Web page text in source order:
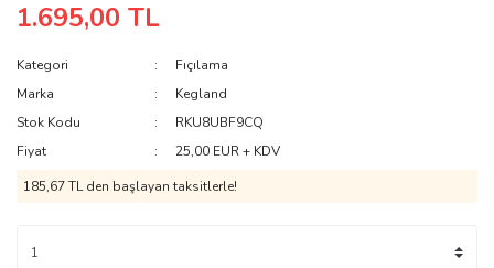
1.695,00 TL
Kategori
Fıçılama
Marka
Kegland
Stok Kodu
RKU8UBF9CQ
Fiyat
25,00 EUR + KDV
185,67 TL den başlayan taksitlerle!